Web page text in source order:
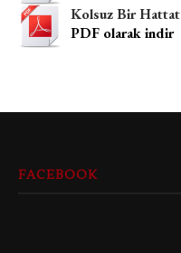
Kolsuz Bir Hattat
PDF olarak indir
FACEBOOK